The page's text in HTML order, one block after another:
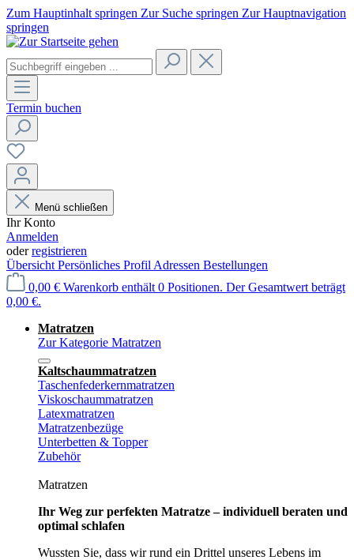
Zum Hauptinhalt springen Zur Suche springen Zur Hauptnavigation
springen
Termin buchen
Menü schließen
Ihr Konto
Anmelden
oderregistrieren
Übersicht Persönliches Profil Adressen Bestellungen
0,00 € Warenkorb enthält 0 Positionen. Der Gesamtwert beträgt
0,00 €.
Matratzen
Zur Kategorie Matratzen
Kaltschaummatratzen
Taschenfederkernmatratzen
Viskoschaummatratzen
Latexmatratzen
Matratzenbezüge
Unterbetten & Topper
Zubehör
Matratzen
Ihr Weg zur perfekten Matratze – individuell beraten und
optimal schlafen
Wussten Sie, dass wir rund ein Drittel unseres Lebens im